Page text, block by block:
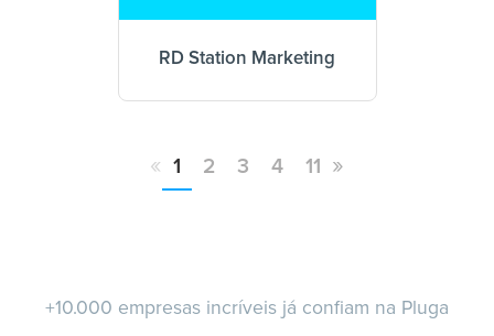
RD Station Marketing
« 1 2 3 4 11 »
+10.000 empresas incríveis já confiam na Pluga